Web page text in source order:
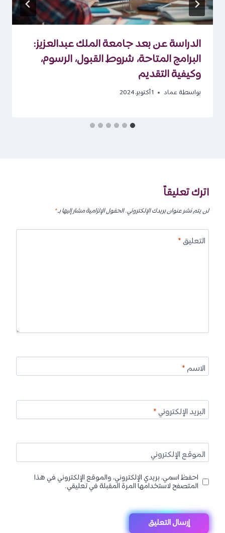
الدراسة عن بعد جامعة الملك عبدالعزيز:
البرامج المتاحة، شروط القبول، الرسوم،
وكيفية التقديم
بواسطة عماد 1 أكتوبر، 2024
اترك تعليقاً
لن يتم نشر عنوان بريدك الإلكتروني.الحقول الإلزامية مشار إليها بـ*
التعليق*
الاسم*
البريد الإلكتروني*
الموقع الإلكتروني
احفظ اسمي، بريدي الإلكتروني، والموقع الإلكتروني في هذا
المتصفح لاستخدامها المرة المقبلة في تعليقي.